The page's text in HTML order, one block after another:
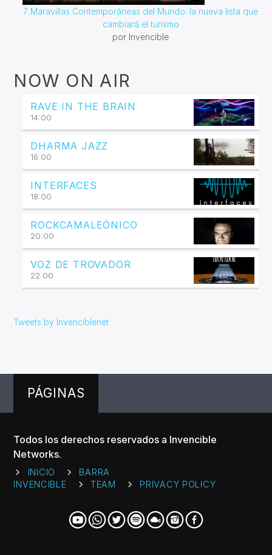
7 Maravillas Contemporáneas del Mundo: la nueva lista que
cambiará el turismo
por Invencible
NOW ON AIR
RAVE IN THE BRAIN
14:00
DHARMA JAZZ
16:00
INTERFACES
18:00
ROCKCAMALEÓNICO
20:00
VOZ DE TROVADOR
22:00
Tweets by Invenciblenet
PÁGINAS
Todos los derechos reservados a Invencible
Networks.
INICIO
BARRA
INVENCIBLE
TEAM PRIVACY POLICY